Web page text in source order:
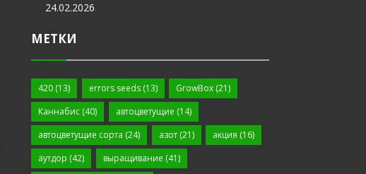
24.02.2026
МЕТКИ
420 (13) errors seeds(13) GrowBox (21)
Каннабис (40) автоцветущие (14)
автоцветущие сорта (24) азот(21) акция (16)
аутдор (42) выращивание (41)